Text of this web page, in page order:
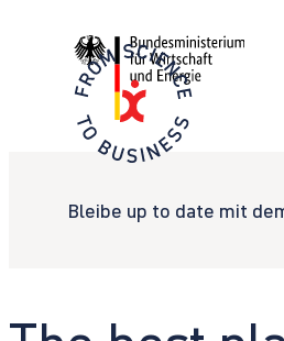
Bleibe up to date mit